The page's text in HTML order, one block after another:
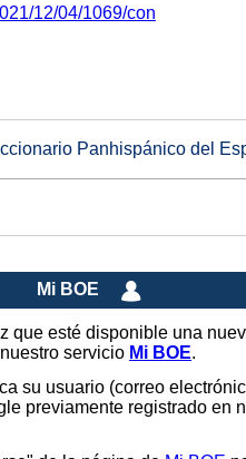
12/04/1069/con
Panhispánico del
Mi BOE
que esté disponible una
servicio Mi BOE.
su usuario (correo
previamente registrado en